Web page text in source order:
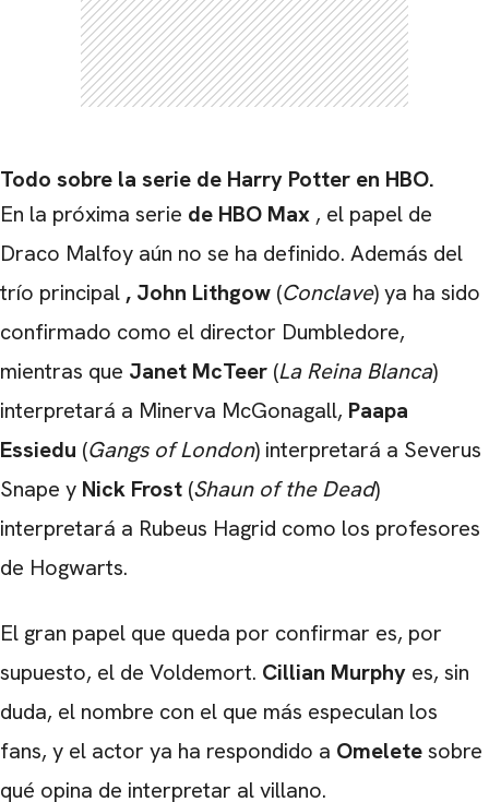
Todo sobre la serie de Harry Potter en HBO.
En la próxima serie de HBO Max , el papel de
Draco Malfoy aún no se ha definido. Además del
trío principal , John Lithgow (Conclave) ya ha sido
confirmado como el director Dumbledore,
mientras que Janet McTeer (La Reina Blanca)
interpretará a Minerva McGonagall, Paapa
Essiedu (Gangs of London) interpretará a Severus
Snape y Nick Frost (Shaun of the Dead)
interpretará a Rubeus Hagrid como los profesores
de Hogwarts.
El gran papel que queda por confirmar es, por
supuesto, el de Voldemort. Cillian Murphy es, sin
duda, el nombre con el que más especulan los
fans, y el actor ya ha respondido a Omeletesobre
qué opina de interpretar al villano.